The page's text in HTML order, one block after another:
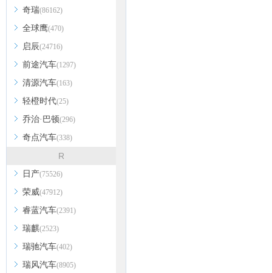
奇瑞(86162)
全球鹰(470)
启辰(24716)
前途汽车(1297)
清源汽车(163)
轻橙时代(25)
乔治·巴顿(296)
奇点汽车(338)
R
日产(75526)
荣威(47912)
睿蓝汽车(2391)
瑞麒(2523)
瑞驰汽车(402)
瑞风汽车(8905)